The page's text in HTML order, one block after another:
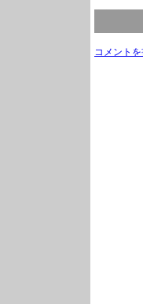
コメントを